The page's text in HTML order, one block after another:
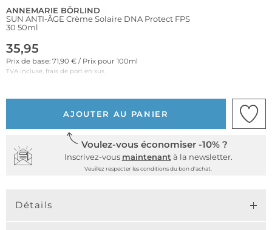
ANNEMARIE BÖRLIND
SUN ANTI-ÂGE Crème Solaire DNA Protect FPS
30 50ml
35,95
Prix de base: 71,90 € / Prix pour 100ml
TVA incluse, frais de port en sus
AJOUTER AU PANIER
Voulez-vous économiser -10% ?
Inscrivez-vous maintenant à la newsletter.
Veuillez respecter les conditions du bon d'achat.
Détails